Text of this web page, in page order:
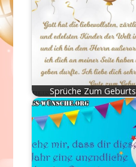
Sprüche Zum